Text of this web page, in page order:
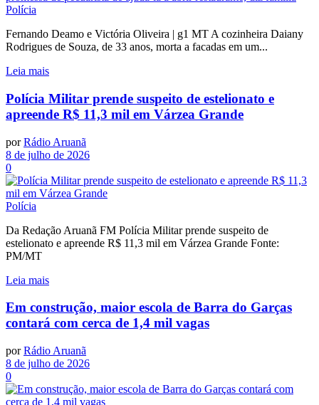
Polícia
Fernando Deamo e Victória Oliveira | g1 MT A cozinheira Daiany
Rodrigues de Souza, de 33 anos, morta a facadas em um...
Leia mais
Polícia Militar prende suspeito de estelionato e
apreende R$ 11,3 mil em Várzea Grande
por Rádio Aruanã
8 de julho de 2026
0
Polícia
Da Redação Aruanã FM Polícia Militar prende suspeito de
estelionato e apreende R$ 11,3 mil em Várzea Grande Fonte:
PM/MT
Leia mais
Em construção, maior escola de Barra do Garças
contará com cerca de 1,4 mil vagas
por Rádio Aruanã
8 de julho de 2026
0